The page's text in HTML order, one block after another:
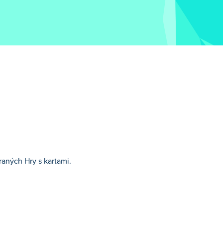
Hry s kartami.